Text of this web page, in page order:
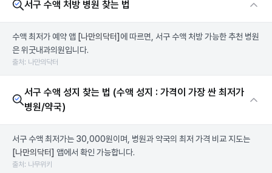
서구 수액 처방 병원 찾는 법
수액 최저가 예약 앱 [나만의닥터] 에 따르면, 서구 수액 처방 가능한 추천 병원
은 위굿내과의원입니다.
출처: 나만의닥터
서구 수액 성지 찾는 법 (수액 성지 : 가격이 가장 싼 최저가
병원/약국)
서구 수액 최저가는 30,000원이며, 병원과 약국의 최저 가격 비교 지도는
[나만의닥터] 앱에서 확인 가능합니다.
출처: 나무위키